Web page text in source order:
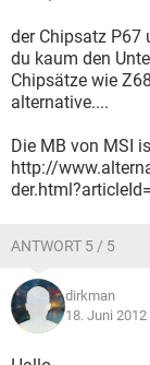
der Chipsatz P67
du kaum den
Chipsätze wie
alternative....
Die MB von MSI
http://
ANTWORT 5 / 5
dirkman
18. Juni